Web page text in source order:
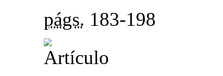
págs. 183-198